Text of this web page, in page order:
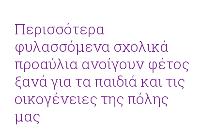
Περισσότερα
φυλασσόμενα σχολικά
προαύλια ανοίγουν φέτος
ξανά για τα παιδιά και τις
οικογένειες της πόλης
μας